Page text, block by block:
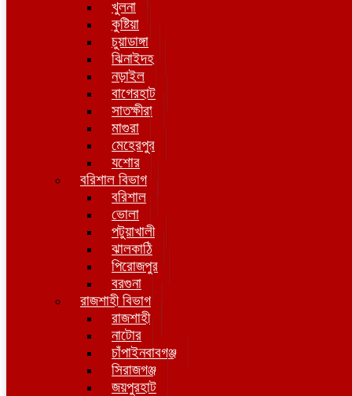
খুলনা
কুষ্টিয়া
চুয়াডাঙ্গা
ঝিনাইদহ
নড়াইল
বাগেরহাট
সাতক্ষীরা
মাগুরা
মেহেরপুর
যশোর
বরিশাল বিভাগ
বরিশাল
ভোলা
পটুয়াখালী
ঝালকাঠি
পিরোজপুর
বরগুনা
রাজশাহী বিভাগ
রাজশাহী
নাটোর
চাঁপাইনবাবগঞ্জ
সিরাজগঞ্জ
জয়পুরহাট